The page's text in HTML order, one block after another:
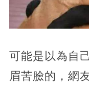
可能是以為自
眉苦臉的，網